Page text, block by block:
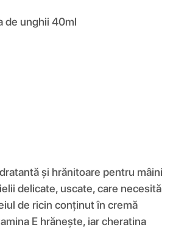
și hrănitoare pentru mâini
delicate, uscate, care necesită
de ricin conținut în cremă
E hrănește, iar cheratina